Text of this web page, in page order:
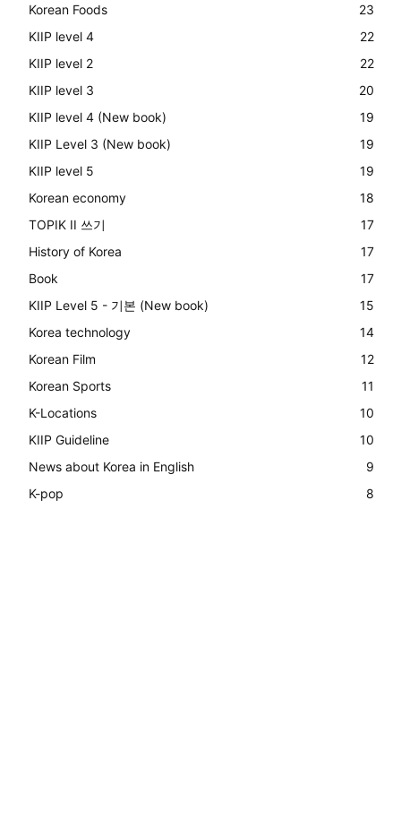
Korean Foods
23
KIIP level 4
22
KIIP level 2
22
KIIP level 3
20
KIIP level 4 (New book)
19
KIIP Level 3 (New book)
19
KIIP level 5
19
Korean economy
18
TOPIK II 쓰기
17
History of Korea
17
Book
17
KIIP Level 5 - 기본 (New book)
15
Korea technology
14
Korean Film
12
Korean Sports
11
K-Locations
10
KIIP Guideline
10
News about Korea in English
9
K-pop
8